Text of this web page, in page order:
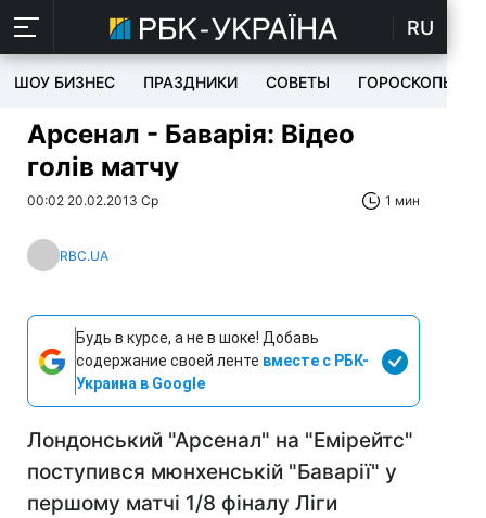
RU
ШОУ БИЗНЕС ПРАЗДНИКИ СОВЕТЫ ГОРОСКОПЫ
Арсенал - Баварія: Відео
голів матчу
00:02 20.02.2013 Ср 1 мин
RBC.UA
Будь в курсе, а не в шоке! Добавь
содержание своей ленте вместе с РБК-
Украина в Google
Лондонський "Арсенал" на "Емірейтс"
поступився мюнхенській "Баварії" у
першому матчі 1/8 фіналу Ліги